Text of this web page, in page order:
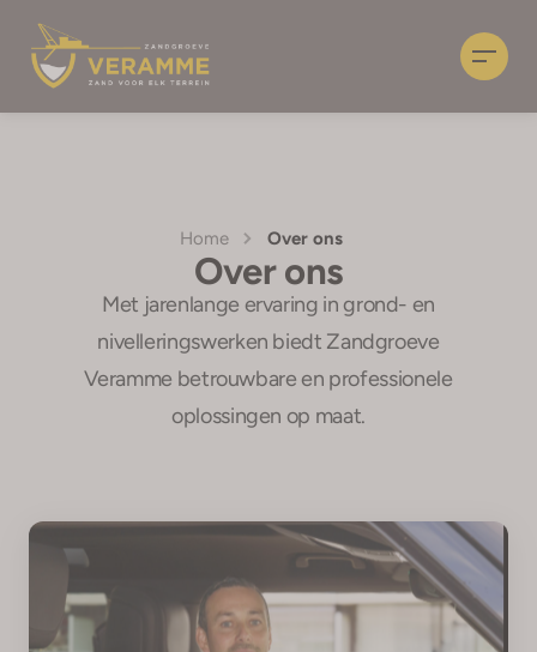
Home Over ons
Over ons
Met jarenlange ervaring in grond- en
nivelleringswerken biedt Zandgroeve
Veramme betrouwbare en professionele
oplossingen op maat.